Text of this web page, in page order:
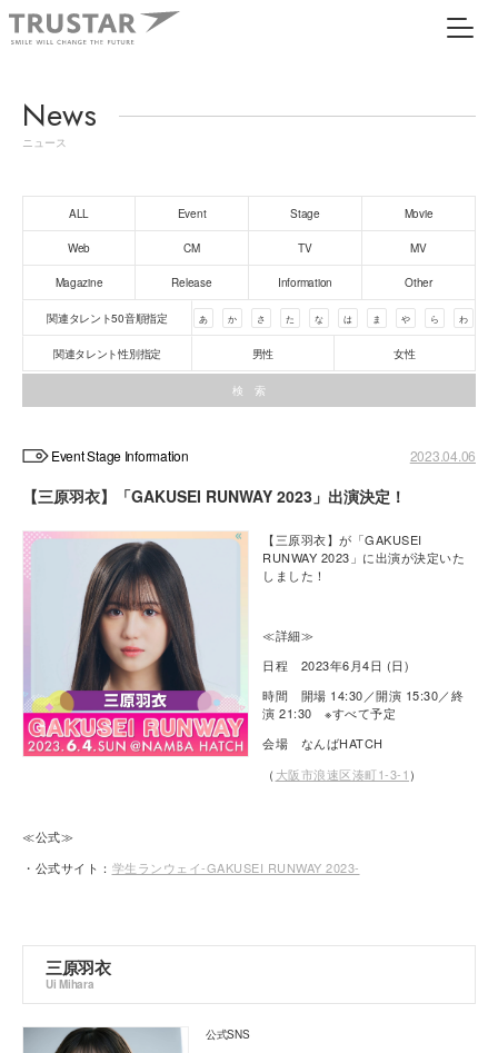
News
ニュース
ALL Event Stage Movie
Web CM TV MV
Magazine Release Information Other
関連タレント50音順指定 あ か さ た な は ま や ら わ
関連タレント性別指定 男性 女性
Event Stage Information 2023.04.06
【三原羽衣】「GAKUSEI RUNWAY 2023」出演決定！
【三原羽衣】が「GAKUSEI
RUNWAY 2023」に出演が決定いた
しました！
≪詳細≫
日程 2023年6月4日 (日)
時間 開場 14:30／開演 15:30／終
演 21:30 ※すべて予定
会場 なんばHATCH
（ 大阪市浪速区湊町1-3-1 ）
≪公式≫
・公式サイト： 学生ランウェイ-GAKUSEI RUNWAY 2023-
三原羽衣
Ui Mihara
公式SNS